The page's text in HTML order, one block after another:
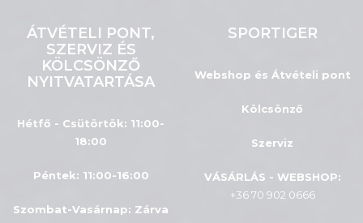
ÁTVÉTELI PONT,
SZERVIZ ÉS
KÖLCSÖNZŐ
NYITVATARTÁSA
Hétfő - Csütörtök: 11:00-
18:00
Péntek: 11:00-16:00
Szombat-Vasárnap: Zárva
SPORTIGER
Webshop és Átvételi pont
Kölcsönző
Szerviz
VÁSÁRLÁS - WEBSHOP:
+36 70 902 0666